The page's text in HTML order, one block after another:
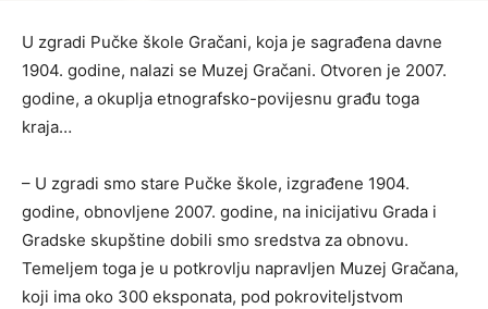
U zgradi Pučke škole Gračani, koja je sagrađena davne
1904. godine, nalazi se Muzej Gračani. Otvoren je 2007.
godine, a okuplja etnografsko-povijesnu građu toga
kraja…
– U zgradi smo stare Pučke škole, izgrađene 1904.
godine, obnovljene 2007. godine, na inicijativu Grada i
Gradske skupštine dobili smo sredstva za obnovu.
Temeljem toga je u potkrovlju napravljen Muzej Gračana,
koji ima oko 300 eksponata, pod pokroviteljstvom